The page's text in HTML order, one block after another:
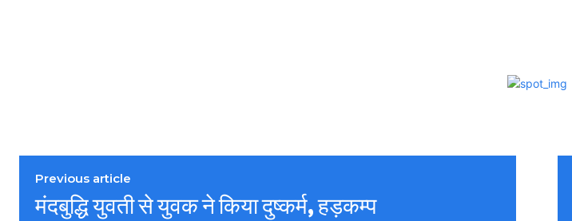
Previous article
मंदबुद्धि युवती से युवक ने किया दुष्कर्म, हड़कम्प